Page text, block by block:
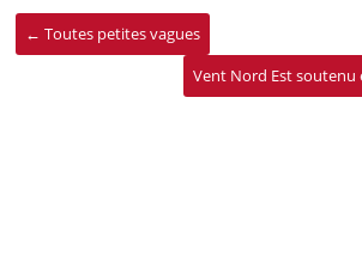
← Toutes petites vagues
Vent Nord Est soutenu